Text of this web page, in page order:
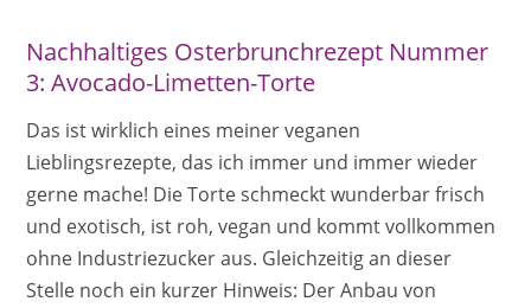
Nachhaltiges Osterbrunchrezept Nummer
3: Avocado-Limetten-Torte
Das ist wirklich eines meiner veganen
Lieblingsrezepte, das ich immer und immer wieder
gerne mache! Die Torte schmeckt wunderbar frisch
und exotisch, ist roh, vegan und kommt vollkommen
ohne Industriezucker aus. Gleichzeitig an dieser
Stelle noch ein kurzer Hinweis: Der Anbau von